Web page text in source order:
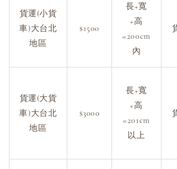
貨運(小貨
車)大台北
地區
$1500
長+寬
+高
=200cm
內
貨運(大貨
車)大台北
地區
$3000
長+寬
+高
=201cm
以上